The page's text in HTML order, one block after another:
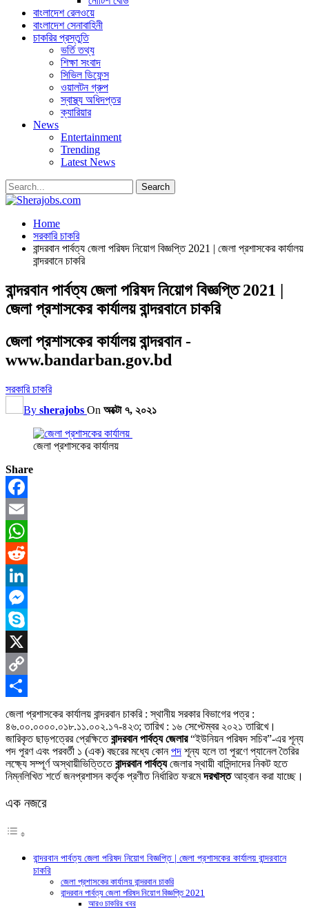
বাংলাদেশ রেলওয়ে
বাংলাদেশ সেনাবাহিনী
চাকরির প্রস্তুতি
ভর্তি তথ্য
শিক্ষা সংবাদ
সিভিল ডিফেন্স
ওয়ালটন গ্রুপ
স্বাস্থ্য অধিদপ্তর
ক্যারিয়ার
News
Entertainment
Trending
Latest News
Home
সরকারি চাকরি
বান্দরবান পার্বত্য জেলা পরিষদ নিয়োগ বিজ্ঞপ্তি 2021 | জেলা প্রশাসকের কার্যালয়
বান্দরবানে চাকরি
বান্দরবান পার্বত্য জেলা পরিষদ নিয়োগ বিজ্ঞপ্তি 2021 |
জেলা প্রশাসকের কার্যালয় বান্দরবানে চাকরি
জেলা প্রশাসকের কার্যালয় বান্দরবান -
www.bandarban.gov.bd
সরকারি চাকরি
By sherajobs On অক্টো ৭, ২০২১
জেলা প্রশাসকের কার্যালয়
Share
Facebook
Email
WhatsApp
Reddit
LinkedIn
Messenger
Skype
X
Copy
Link
Share
জেলা প্রশাসকের কার্যালয় বান্দরবান চাকরি : স্থানীয় সরকার বিভাগের পত্র :
৪৬.০০.০০০০.০১৮.১১.০০২.১৭-৪২৩; তারিখ : ১৬ সেপ্টেম্বর ২০২১ তারিখে।
জারিকৃত ছাড়পত্রের প্রেক্ষিতেবান্দরবান পার্বত্য জেলার“ইউনিয়ন পরিষদ সচিব”-এর শূন্য
পদ পূরণ এবং পরবর্তী ১ (এক) বছরের মধ্যে কোনপদ শূন্য হলে তা পূরণে প্যানেল তৈরির
লক্ষ্যে সম্পূর্ণ অস্থায়ীভিত্তিতেবান্দরবান পার্বত্যজেলার স্থায়ী বাসিন্দাদের নিকট হতে
নিম্নলিখিত শর্তে জনপ্রশাসন কর্তৃক প্রণীত নির্ধারিত ফরমেদরখাস্তআহ্বান করা যাচ্ছে।
এক নজরে
বান্দরবান পার্বত্য জেলা পরিষদ নিয়োগ বিজ্ঞপ্তি | জেলা প্রশাসকের কার্যালয় বান্দরবানে
চাকরি
জেলা প্রশাসকের কার্যালয় বান্দরবান চাকরি
বান্দরবান পার্বত্য জেলা পরিষদ নিয়োগ বিজ্ঞপ্তি 2021
আরও চাকরির খবর